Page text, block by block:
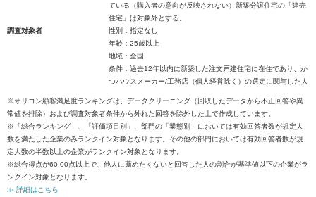
ている（購入者の意向が反映されない）新築分譲住宅の「建売
住宅」は対象外とする。
調査対象者
性別：指定なし
年齢：25歳以上
地域：全国
条件：過去12年以内に新築した注文戸建住宅に在住であり、か
つハウスメーカー/工務店（個人経営除く）の選定に関与した人
※オリコン顧客満足度ランキングは、データクリーニング（回収したデータから不正回答や異
常値を排除）および調査対象者条件から外れた回答を除外した上で作成しています。
※「総合ランキング」、「評価項目別」、部門の「業態別」においては有効回答者数が規定人
数を満たした企業のみランクイン対象となります。その他の部門においては有効回答者数が規
定人数の半数以上の企業がランクイン対象となります。
※総合得点が60.00点以上で、他人に薦めたくないと回答した人の割合が基準値以下の企業がラ
ンクイン対象となります。
≫ 詳細はこちら